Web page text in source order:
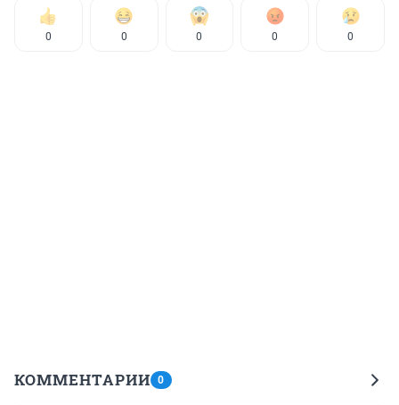
0 0 0 0 0
КОММЕНТАРИИ 0